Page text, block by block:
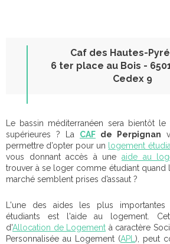
Caf des Hautes-
6 ter place au Bois -
Cedex 9
Le bassin méditerranéen sera bientôt
supérieures ? La CAF de Perpignan
permettre d’opter pour un
logement
vous donnant accès à une aide au
trouver à se loger comme étudiant quand
marché semblent prises d’assaut ?
L'une des aides les plus
étudiants est l'aide au logement.
d'Allocation de Logement à caractère
Personnalisée au Logement (APL ), peut